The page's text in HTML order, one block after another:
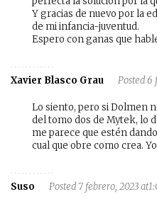
Y gracias de nuevo por la
de mi infancia-juventud.
Espero con ganas que
Xavier Blasco Grau Posted 6
Lo siento, pero si Dolmen
del tomo dos de Mytek, lo
me parece que estén
cual que obre como crea.
Suso Posted 7 febrero, 2023